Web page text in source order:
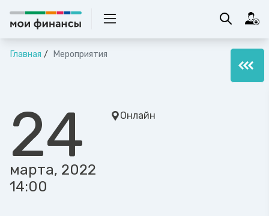
Главная Мероприятия
24
марта, 2022
14:00
Онлайн